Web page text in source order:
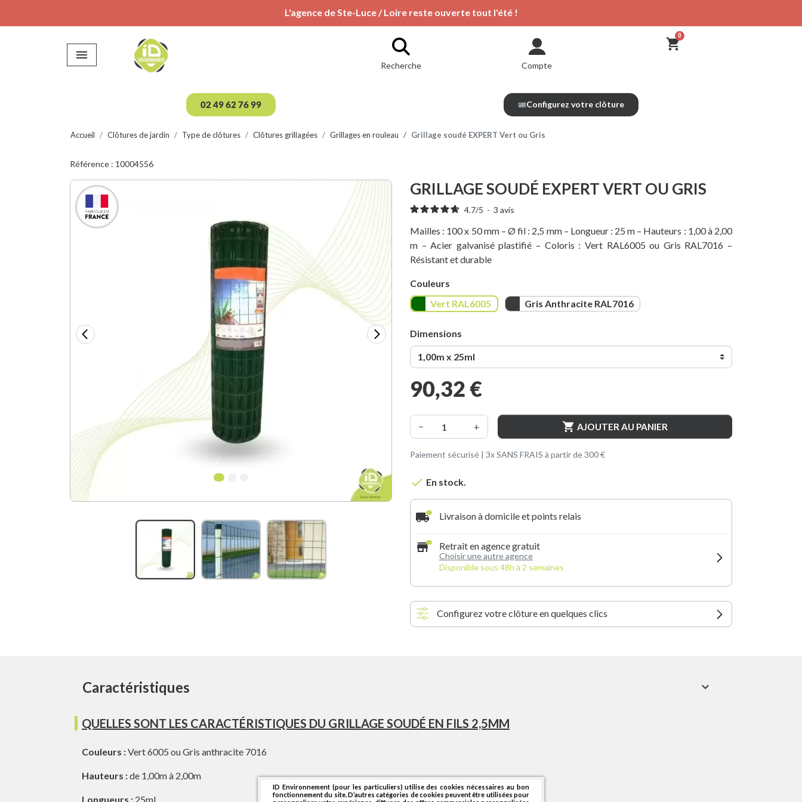
ID Environnement (pour les particuliers) utilise des cookies nécessaires au bon
fonctionnement du site. D’autres catégories de cookies peuvent être utilisées pour
L'agence de Ste-Luce / Loire reste ouverte tout l'été !

Recherche Compte
02 49 62 76 99 Configurez votre clôture
Accueil Clôtures de jardin Type de clôtures Clôtures grillagées Grillages en rouleau Grillage soudé EXPERT Vert ou Gris
Référence : 10004556
1
GRILLAGE SOUDÉ EXPERT VERT OU GRIS
4.7/5 - 3 avis
Mailles : 100 x 50 mm – Ø fil : 2,5 mm – Longueur : 25 m – Hauteurs : 1,00 à 2,00
m – Acier galvanisé plastifié – Coloris : Vert RAL6005 ou Gris RAL7016 –
Résistant et durable
Couleurs
Vert RAL6005
Vert RAL6005
Gris Anthracite RAL7016
Gris Anthracite RAL7016
Dimensions
90,32 €
− +  AJOUTER AU PANIER
Paiement sécurisé | 3x SANS FRAIS à partir de 300 €
 En stock.
local_shipping Livraison à domicile et points relais
store Retrait en agence gratuit
Choisir une autre agence
Disponible sous 48h à 2 semaines
Configurez votre clôture en quelques clics
Caractéristiques expand_more
QUELLES SONT LES CARACTÉRISTIQUES DU GRILLAGE SOUDÉ EN FILS 2,5MM
Couleurs :Vert 6005 ou Gris anthracite 7016
Hauteurs :de 1,00m à 2,00m
Longueurs : 25ml